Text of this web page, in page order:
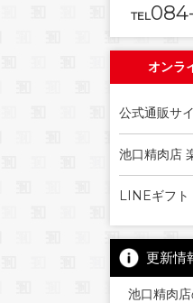
TEL
オンラ
公式通販サ
池口精肉店
LINEギフト
更新情
池口精肉店